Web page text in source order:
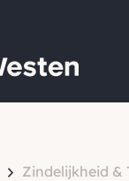
Zindelijkheid &